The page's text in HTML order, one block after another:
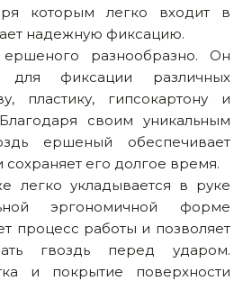
которым легко входит в
надежную фиксацию.
разнообразно. Он
для фиксации различных
пластику, гипсокартону и
своим уникальным
ершеный обеспечивает
его долгое время.
легко укладывается в руке
эргономичной форме
процесс работы и позволяет
гвоздь перед ударом.
и покрытие поверхности